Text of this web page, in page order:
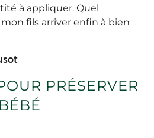
à appliquer. Quel
fils arriver enfin à bien
PRÉSERVER